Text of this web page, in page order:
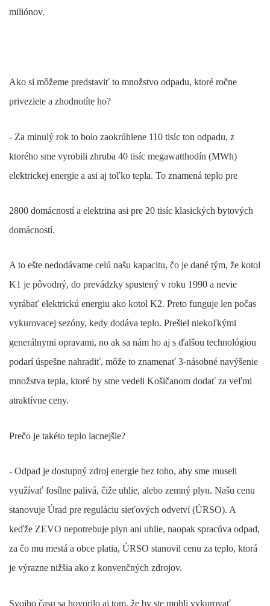
miliónov.
Ako si môžeme predstaviť to množstvo odpadu, ktoré ročne
priveziete a zhodnotíte ho?
- Za minulý rok to bolo zaokrúhlene 110 tisíc ton odpadu, z
ktorého sme vyrobili zhruba 40 tisíc megawatthodín (MWh)
elektrickej energie a asi aj toľko tepla. To znamená teplo pre
2800 domácností a elektrina asi pre 20 tisíc klasických bytových
domácností.
A to ešte nedodávame celú našu kapacitu, čo je dané tým, že kotol
K1 je pôvodný, do prevádzky spustený v roku 1990 a nevie
vyrábať elektrickú energiu ako kotol K2. Preto funguje len počas
vykurovacej sezóny, kedy dodáva teplo. Prešiel niekoľkými
generálnymi opravami, no ak sa nám ho aj s ďalšou technológiou
podarí úspešne nahradiť, môže to znamenať 3-násobné navýšenie
množstva tepla, ktoré by sme vedeli Košičanom dodať za veľmi
atraktívne ceny.
Prečo je takéto teplo lacnejšie?
- Odpad je dostupný zdroj energie bez toho, aby sme museli
využívať fosílne palivá, čiže uhlie, alebo zemný plyn. Našu cenu
stanovuje Úrad pre reguláciu sieťových odvetví (ÚRSO). A
keďže ZEVO nepotrebuje plyn ani uhlie, naopak spracúva odpad,
za čo mu mestá a obce platia, ÚRSO stanovil cenu za teplo, ktorá
je výrazne nižšia ako z konvenčných zdrojov.
Svojho času sa hovorilo aj tom, že by ste mohli vykurovať